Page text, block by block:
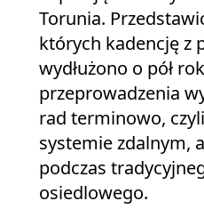
Torunia.
których kadencję z
wydłużono o pół
przeprowadzenia
rad terminowo,
systemie zdalnym,
podczas
osiedlowego.